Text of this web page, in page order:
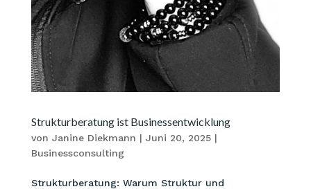
Strukturberatung ist Businessentwicklung
von Janine Diekmann | Juni 20, 2025|
Businessconsulting
Strukturberatung: Warum Struktur und